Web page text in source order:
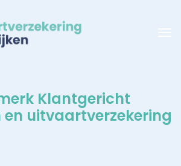
Klantgericht
en uitvaartverzekering